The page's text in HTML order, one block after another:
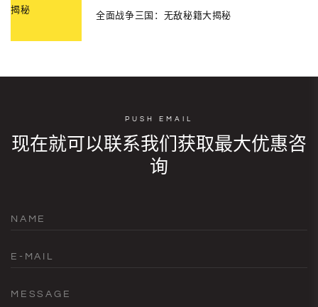
全面战争三国：无敌秘籍大揭秘
PUSH EMAIL
现在就可以联系我们获取最大优惠咨
询
NAME
E-MAIL
MESSAGE